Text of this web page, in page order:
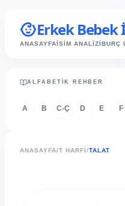
Erkek Bebek
ANASAYFAİSİM ANALİZİBURÇ
ALFABETIK REHBER
A B C-Ç D E F
ANASAYFA/T HARFI/TALAT